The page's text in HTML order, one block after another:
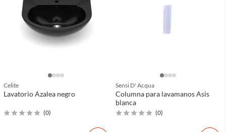
Celite
Lavatorio Azalea negro
(0)
Sensi D' Acqua
Columna para lavamanos Asis
blanca
(0)